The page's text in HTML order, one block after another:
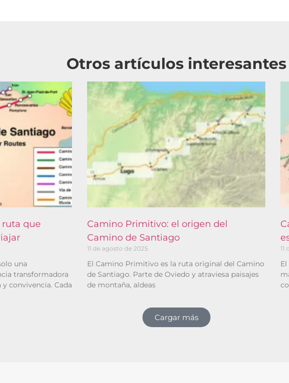
Otros artículos interesantes
ruta que
una
transformadora
convivencia. Cada
Camino Primitivo: el origen del
Camino de Santiago
11 de agosto de 2025
El Camino Primitivo es la ruta original del Camino
de Santiago. Parte de Oviedo y atraviesa paisajes
de montaña, aldeas
11
Cargar más